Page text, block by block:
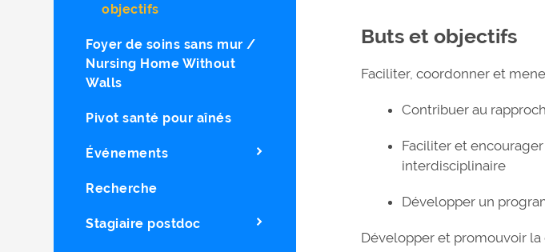
objectifs
Foyer de soins sans mur /
Nursing Home Without
Walls
Pivot santé pour aînés
Événements
Recherche
Stagiaire postdoc
Buts et objectifs
Faciliter, coordonner et
Contribuer au
Faciliter et
interdisciplinaire
Développer un
Développer et promouvoir